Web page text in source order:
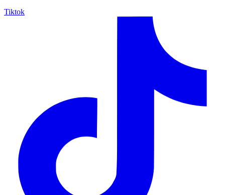
Tiktok